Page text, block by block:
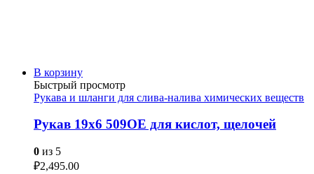
В корзину
Быстрый просмотр
Рукава и шланги для слива-налива химических веществ
Рукав 19х6 509OE для кислот, щелочей
0 из 5
₽2,495.00